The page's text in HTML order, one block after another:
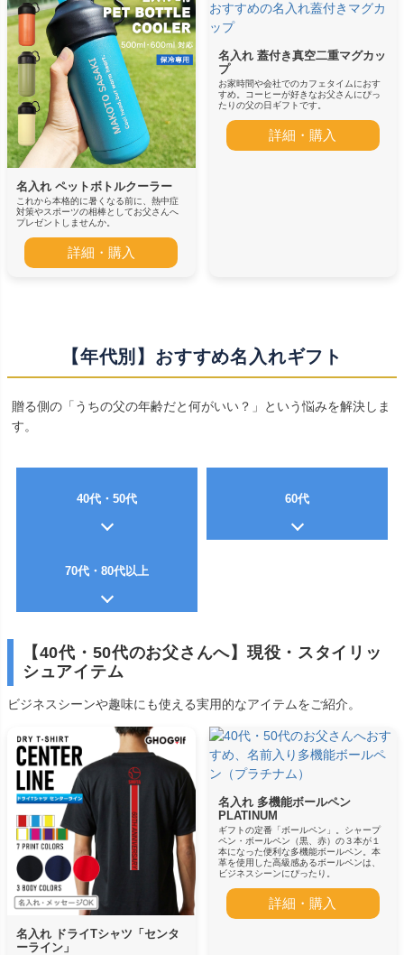
名入れ ペットボトルクーラー
これから本格的に暑くなる前に、熱中症
対策やスポーツの相棒としてお父さんへ
プレゼントしませんか。
詳細・購入
名入れ 蓋付き真空二重マグカッ
プ
お家時間や会社でのカフェタイムにおす
すめ。コーヒーが好きなお父さんにぴっ
たりの父の日ギフトです。
詳細・購入
【年代別】おすすめ名入れギフト
贈る側の「うちの父の年齢だと何がいい？」という悩みを解決しま
す。
40代・50代 60代
70代・80代以上
【40代・50代のお父さんへ】現役・スタイリッ
シュアイテム
ビジネスシーンや趣味にも使える実用的なアイテムをご紹介。
名入れ ドライTシャツ「センタ
ーライン」
名入れ 多機能ボールペン
PLATINUM
ギフトの定番「ボールペン」。シャープ
ペン・ボールペン（黒、赤）の３本が１
本になった便利な多機能ボールペン。本
革を使用した高級感あるボールペンは、
ビジネスシーンにぴったり。
詳細・購入